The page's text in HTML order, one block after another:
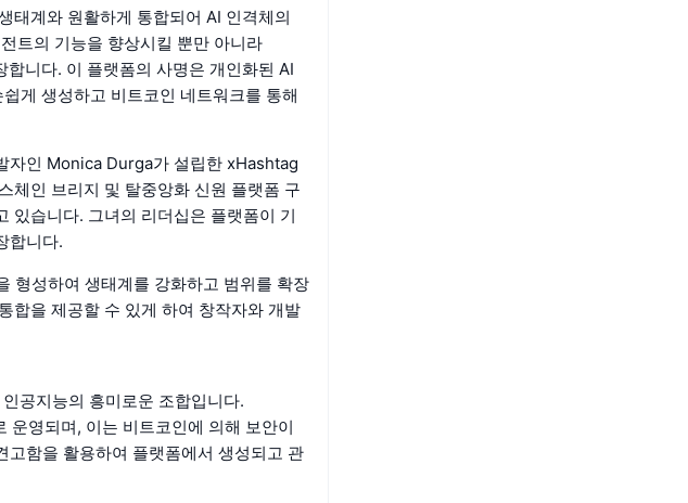
태계와 원활하게 통합되어 AI 인격체의
트의 기능을 향상시킬 뿐만 아니라
니다. 이 플랫폼의 사명은 개인화된 AI
게 생성하고 비트코인 네트워크를 통해
자인 Monica Durga가 설립한 xHashtag
체인 브리지 및 탈중앙화 신원 플랫폼 구
있습니다. 그녀의 리더십은 플랫폼이 기
합니다.
형성하여 생태계를 강화하고 범위를 확장
합을 제공할 수 있게 하여 창작자와 개발
공지능의 흥미로운 조합입니다.
영되며, 이는 비트코인에 의해 보안이
함을 활용하여 플랫폼에서 생성되고 관